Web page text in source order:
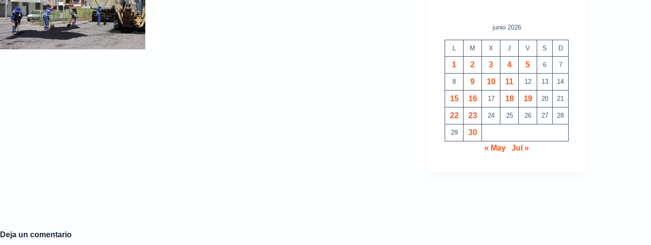
junio 2026
L M X J V S D
1 2 3 4 5 6 7
8 9 10 11 12 13 14
15 16 17 18 19 20 21
22 23 24 25 26 27 28
29
30
« May
Jul »
Deja un comentario